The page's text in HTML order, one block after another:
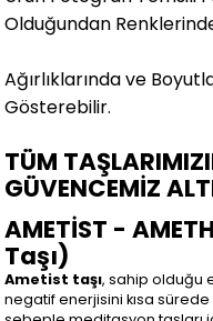
Olduğundan
Ağırlıklarında ve
Gösterebilir.
TÜM
GÜVENCEMİZ
AMETİST -
Taşı)
Ametist taşı, sahip olduğu
negatif enerjisini kısa